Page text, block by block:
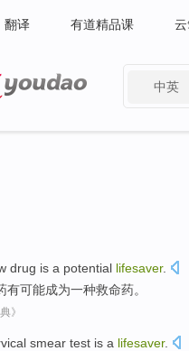
翻译 有道精品课
中英
drug is a potential lifesaver.
有可能成为一种救命药。
》
smear test is a lifesaver.